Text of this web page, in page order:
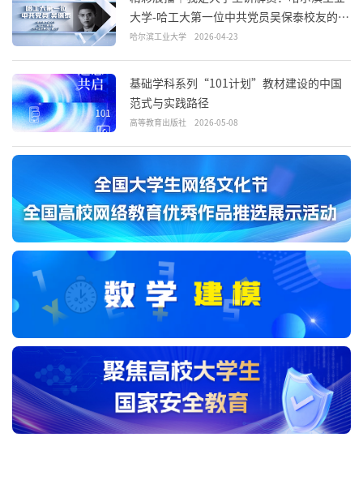
大学-哈工大第一位中共党员吴保泰校友的抗
战故事
哈尔滨工业大学 2026-04-23
基础学科系列“101计划”教材建设的中国
范式与实践路径
高等教育出版社 2026-05-08